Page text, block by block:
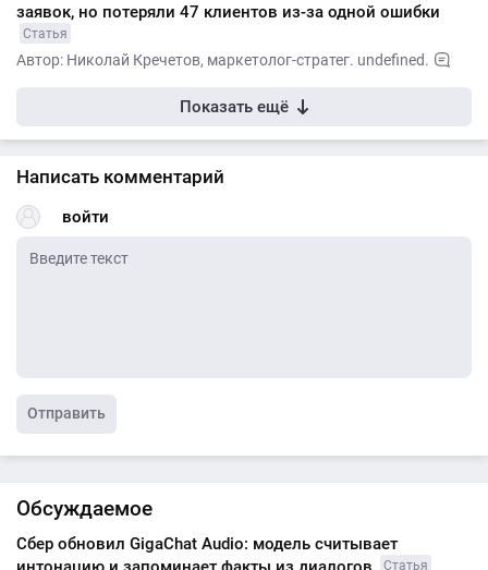
заявок, но потеряли 47 клиентов из-за одной ошибки
Статья
Автор: Николай Кречетов, маркетолог-стратег. undefined.
Показать ещё
Написать комментарий
войти
Отправить
Обсуждаемое
Сбер обновил GigaChat Audio: модель считывает
Статья